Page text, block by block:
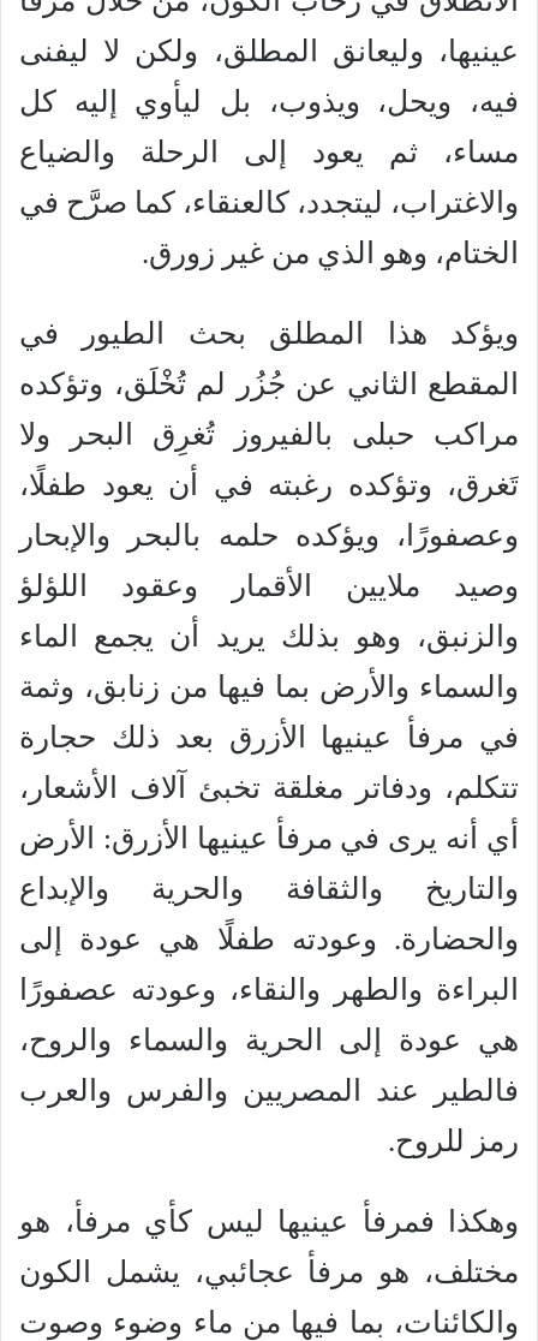
عينيها، وليعانق المطلق، ولكن لا ليفنى
فيه، ويحل، ويذوب، بل ليأوي إليه كل
مساء، ثم يعود إلى الرحلة والضياع
والاغتراب، ليتجدد، كالعنقاء، كما صرَّح في
الختام، وهو الذي من غير زورق.
ويؤكد هذا المطلق بحث الطيور في
المقطع الثاني عن جُزُر لم تُخْلَق، وتؤكده
مراكب حبلى بالفيروز تُغرِق البحر ولا
تَغرق، وتؤكده رغبته في أن يعود طفلًا،
وعصفورًا، ويؤكده حلمه بالبحر والإبحار
وصيد ملايين الأقمار وعقود اللؤلؤ
والزنبق، وهو بذلك يريد أن يجمع الماء
والسماء والأرض بما فيها من زنابق، وثمة
في مرفأ عينيها الأزرق بعد ذلك حجارة
تتكلم، ودفاتر مغلقة تخبئ آلاف الأشعار،
أي أنه يرى في مرفأ عينيها الأزرق: الأرض
والتاريخ والثقافة والحرية والإبداع
والحضارة. وعودته طفلًا هي عودة إلى
البراءة والطهر والنقاء، وعودته عصفورًا
هي عودة إلى الحرية والسماء والروح،
فالطير عند المصريين والفرس والعرب
رمز للروح.
وهكذا فمرفأ عينيها ليس كأي مرفأ، هو
مختلف، هو مرفأ عجائبي، يشمل الكون
والكائنات، بما فيها من ماء وضوء وصوت